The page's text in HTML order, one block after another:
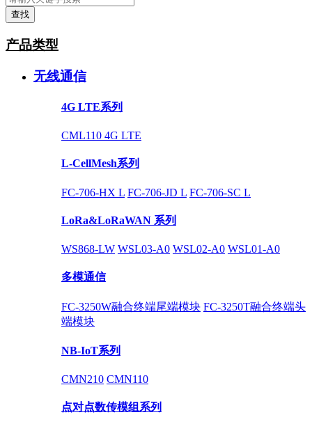
查找
产品类型
无线通信
4G LTE系列
CML110 4G LTE
L-CellMesh系列
FC-706-HX L FC-706-JD L FC-706-SC L
LoRa&LoRaWAN 系列
WS868-LW WSL03-A0 WSL02-A0 WSL01-A0
多模通信
FC-3250W融合终端尾端模块 FC-3250T融合终端头
端模块
NB-IoT系列
CMN210 CMN110
点对点数传模组系列